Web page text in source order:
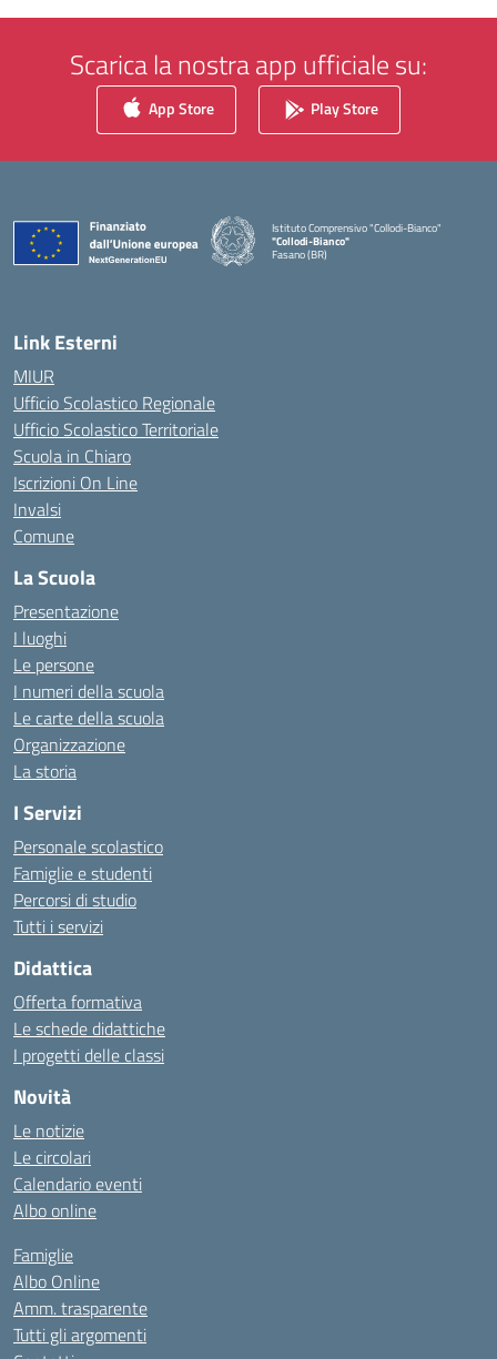
Scarica la nostra app ufficiale su:
App Store Play Store
Istituto Comprensivo "Collodi-Bianco"
"Collodi-Bianco"
Fasano (BR)
Link Esterni
MIUR
Ufficio Scolastico Regionale
Ufficio Scolastico Territoriale
Scuola in Chiaro
Iscrizioni On Line
Invalsi
Comune
La Scuola
Presentazione
I luoghi
Le persone
I numeri della scuola
Le carte della scuola
Organizzazione
La storia
I Servizi
Personale scolastico
Famiglie e studenti
Percorsi di studio
Tutti i servizi
Didattica
Offerta formativa
Le schede didattiche
I progetti delle classi
Novità
Le notizie
Le circolari
Calendario eventi
Albo online
Famiglie
Albo Online
Amm. trasparente
Tutti gli argomenti